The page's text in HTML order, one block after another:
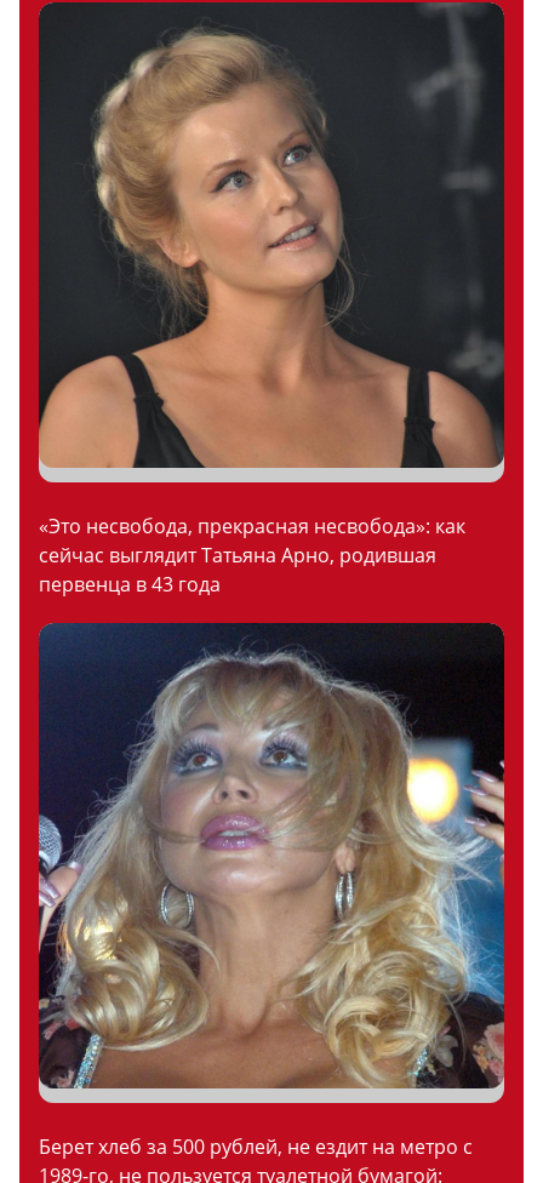
«Это несвобода, прекрасная несвобода»: как
сейчас выглядит Татьяна Арно, родившая
первенца в 43 года
Берет хлеб за 500 рублей, не ездит на метро с
1989-го, не пользуется туалетной бумагой: